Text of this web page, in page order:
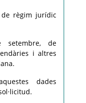
de règim jurídic
de
i altres
dades